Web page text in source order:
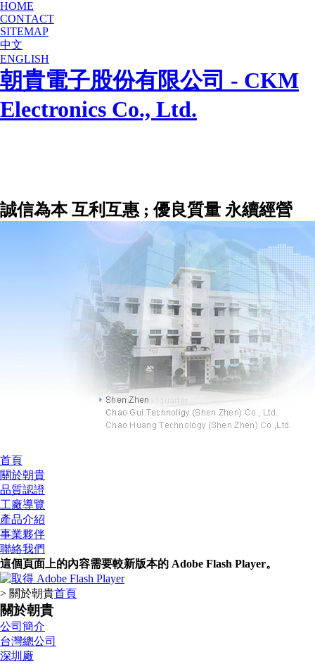
HOME
CONTACT
SITEMAP
中文
ENGLISH
朝貴電子股份有限公司 - CKM
Electronics Co., Ltd.
誠信為本 互利互惠 ; 優良質量 永續經營
首頁
關於朝貴
品質認證
工廠導覽
產品介紹
事業夥伴
聯絡我們
這個頁面上的內容需要較新版本的 Adobe Flash Player。
> 關於朝貴首頁
關於朝貴
公司簡介
台灣總公司
深圳廠